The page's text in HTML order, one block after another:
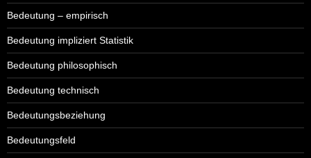
Bedeutung – empirisch
Bedeutung impliziert Statistik
Bedeutung philosophisch
Bedeutung technisch
Bedeutungsbeziehung
Bedeutungsfeld